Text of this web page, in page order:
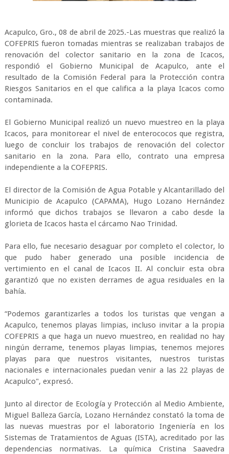
Acapulco, Gro., 08 de abril de 2025.-Las muestras que realizó la
COFEPRIS fueron tomadas mientras se realizaban trabajos de
renovación del colector sanitario en la zona de Icacos,
respondió el Gobierno Municipal de Acapulco, ante el
resultado de la Comisión Federal para la Protección contra
Riesgos Sanitarios en el que califica a la playa Icacos como
contaminada.
El Gobierno Municipal realizó un nuevo muestreo en la playa
Icacos, para monitorear el nivel de enterococos que registra,
luego de concluir los trabajos de renovación del colector
sanitario en la zona. Para ello, contrato una empresa
independiente a la COFEPRIS.
El director de la Comisión de Agua Potable y Alcantarillado del
Municipio de Acapulco (CAPAMA), Hugo Lozano Hernández
informó que dichos trabajos se llevaron a cabo desde la
glorieta de Icacos hasta el cárcamo Nao Trinidad.
Para ello, fue necesario desaguar por completo el colector, lo
que pudo haber generado una posible incidencia de
vertimiento en el canal de Icacos II. Al concluir esta obra
garantizó que no existen derrames de agua residuales en la
bahía.
“Podemos garantizarles a todos los turistas que vengan a
Acapulco, tenemos playas limpias, incluso invitar a la propia
COFEPRIS a que haga un nuevo muestreo, en realidad no hay
ningún derrame, tenemos playas limpias, tenemos mejores
playas para que nuestros visitantes, nuestros turistas
nacionales e internacionales puedan venir a las 22 playas de
Acapulco", expresó.
Junto al director de Ecología y Protección al Medio Ambiente,
Miguel Balleza García, Lozano Hernández constató la toma de
las nuevas muestras por el laboratorio Ingeniería en los
Sistemas de Tratamientos de Aguas (ISTA), acreditado por las
dependencias normativas. La química Cristina Saavedra